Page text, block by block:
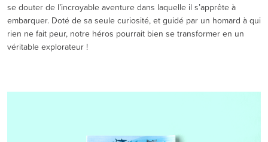
se douter de l’incroyable aventure dans laquelle il s’apprête à
embarquer. Doté de sa seule curiosité, et guidé par un homard à qui
rien ne fait peur, notre héros pourrait bien se transformer en un
véritable explorateur !